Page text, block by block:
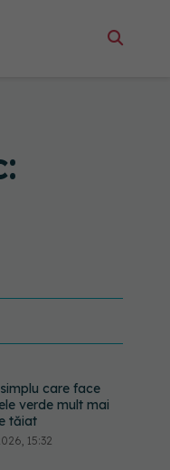
care face
verde mult mai
tăiat
15:32